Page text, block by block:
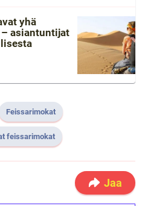
yhä
asiantuntijat
Feissarimokat
feissarimokat
Jaa